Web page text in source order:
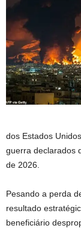
dos Estados
guerra declarados
de 2026.
Pesando a perda
resultado
beneficiário